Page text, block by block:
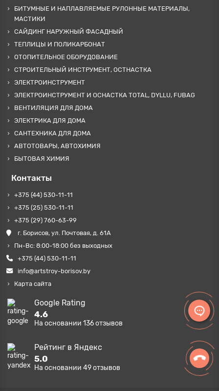
БИТУМНЫЕ И НАПЛАВЛЯЕМЫЕ РУЛОННЫЕ МАТЕРИАЛЫ,
МАСТИКИ
САЙДИНГ НАРУЖНЫЙ ФАСАДНЫЙ
ТЕПЛИЦЫ И ПОЛИКАРБОНАТ
ОТОПИТЕЛЬНОЕ ОБОРУДОВАНИЕ
СТРОИТЕЛЬНЫЙ ИНСТРУМЕНТ, ОСТНАСТКА
ЭЛЕКТРОИНСТРУМЕНТ
ЭЛЕКТРОИНСТРУМЕНТ И ОСНАСТКА TOTAL, DYLLU, FUBAG
ВЕНТИЛЯЦИЯ ДЛЯ ДОМА
ЭЛЕКТРИКА ДЛЯ ДОМА
САНТЕХНИКА ДЛЯ ДОМА
АВТОТОВАРЫ, АВТОХИМИЯ
БЫТОВАЯ ХИМИЯ
Контакты
+375 (44) 530-11-11
+375 (25) 530-11-11
+375 (29) 760-63-99
г. Борисов, ул. Почтовая, д. 61А
Пн-Вс: 8:00-18:00 без выходных
+375 (44) 530-11-11
info@artstroy-borisov.by
Карта сайта
Google Rating
4.6
На основании 136отзывов
Рейтинг в Яндекс
5.0
На основании 49отзывов